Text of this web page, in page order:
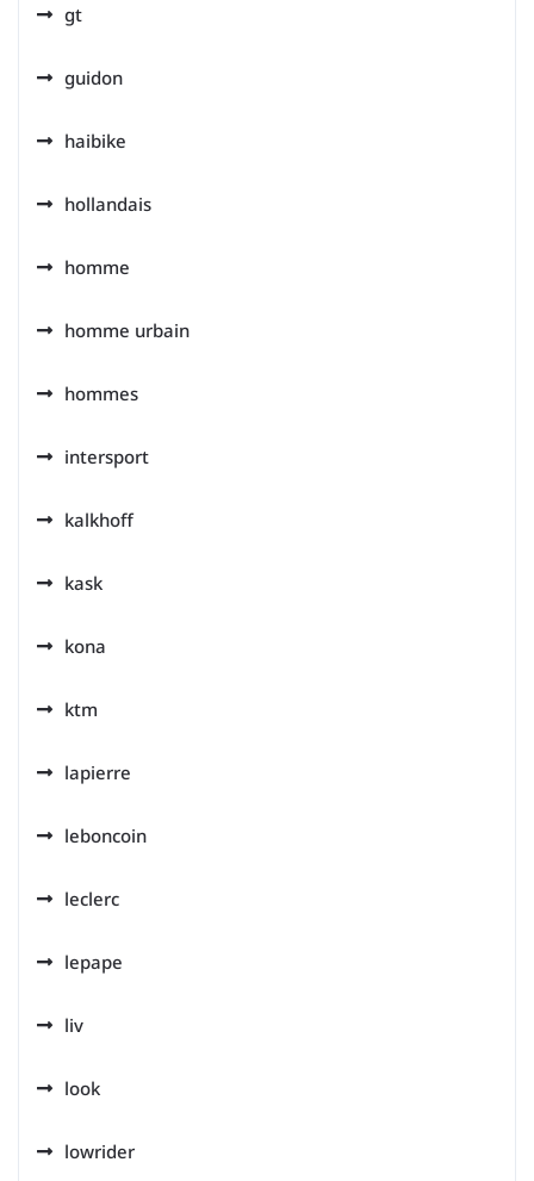
gt
guidon
haibike
hollandais
homme
homme urbain
hommes
intersport
kalkhoff
kask
kona
ktm
lapierre
leboncoin
leclerc
lepape
liv
look
lowrider